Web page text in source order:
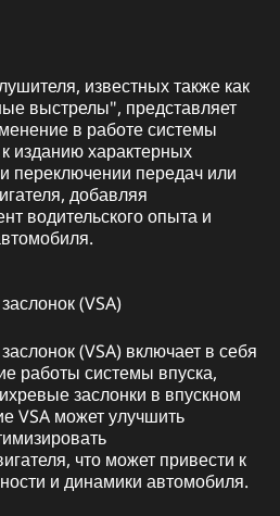
известных также как
выстрелы", представляет
в работе системы
изданию характерных
переключении передач или
добавляя
водительского опыта и
(VSA)
(VSA) включает в себя
работы системы впуска,
заслонки в впускном
VSA может улучшить
что может привести к
и динамики автомобиля.